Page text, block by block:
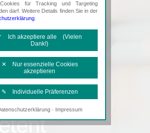
für Tracking und Targeting
darf. Weitere Details finden Sie in der
Ich akzeptiere alle (Vielen
Dank!)
✕ Nur essenzielle Cookies
akzeptieren
✎ Individuelle Präferenzen
Notwendige Cookies
Diese Cookies sind erforderlich, um die
· Impressum